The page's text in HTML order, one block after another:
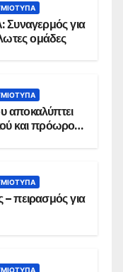
Συναγερμός για
ομάδες
αποκαλύπτει
και πρόωρου
πειρασμός για